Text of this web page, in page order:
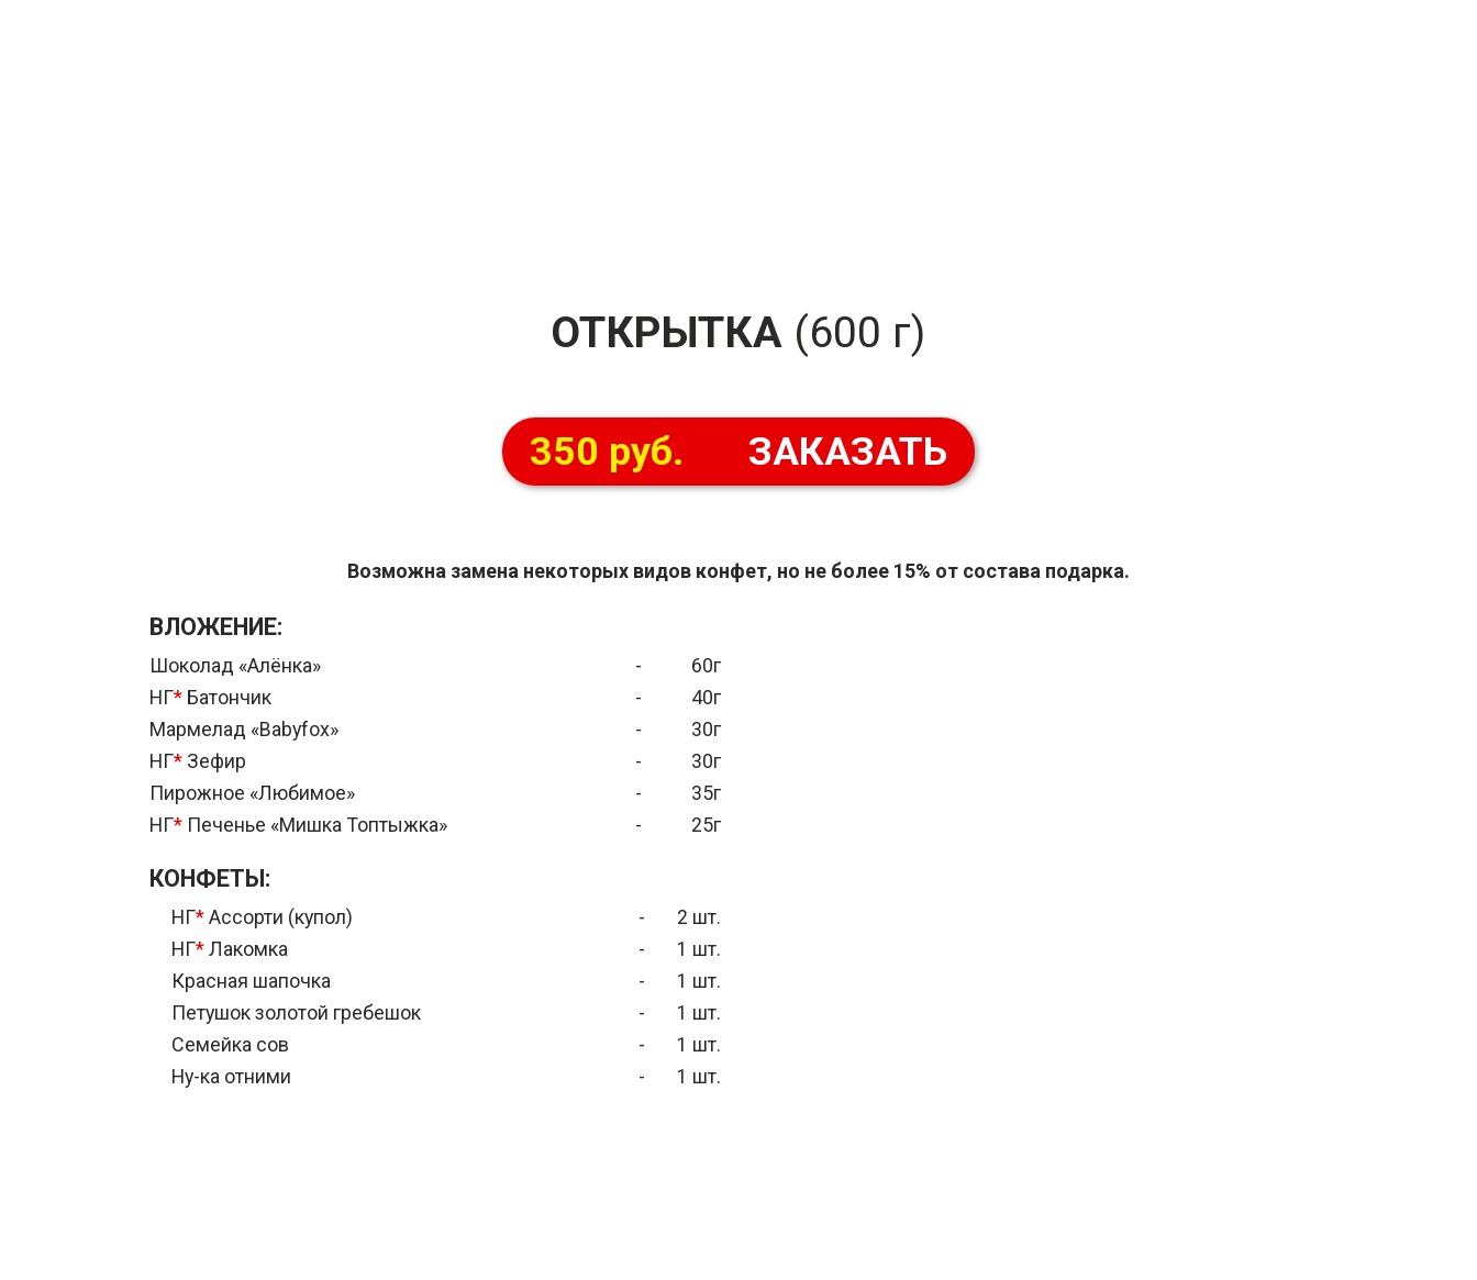
ОТКРЫТКА (600 г)
350 руб. ЗАКАЗАТЬ
Возможна замена некоторых видов конфет, но не более 15% от состава подарка.
ВЛОЖЕНИЕ:
Шоколад «Алёнка» -
60г
НГ* Батончик -
40г
Мармелад «Babyfox»
-
30г
НГ* Зефир -
30г
Пирожное «Любимое»
-
35г
НГ* Печенье «Мишка Топтыжка» - 25г
КОНФЕТЫ:
НГ*Ассорти (купол) -
2 шт.
НГ*Лакомка -
1 шт.
Красная шапочка
-
1 шт.
Петушок золотой гребешок
-
1 шт.
Семейка сов
-
1 шт.
Ну-ка отними
-
1 шт.